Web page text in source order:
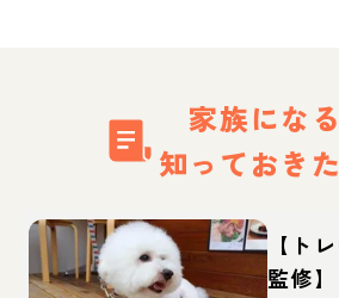
家族にな
知っておき
【ト
監修